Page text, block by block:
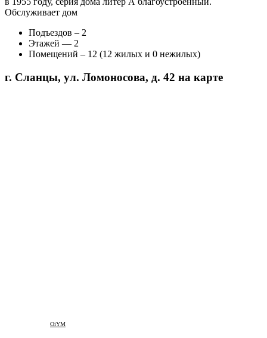
Обслуживает дом
Подъездов – 2
Этажей — 2
Помещений – 12 (12 жилых и 0 нежилых)
г. Сланцы, ул. Ломоносова, д. 42 на карте
OiYM